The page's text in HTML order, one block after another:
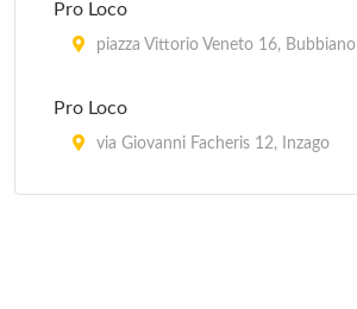
Pro Loco
piazza Vittorio Veneto 16, Bubbiano
Pro Loco
via Giovanni Facheris 12, Inzago